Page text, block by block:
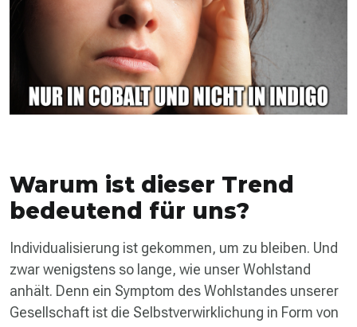
Warum ist dieser Trend
bedeutend für uns?
Individualisierung ist gekommen, um zu bleiben. Und
zwar wenigstens so lange, wie unser Wohlstand
anhält. Denn ein Symptom des Wohlstandes unserer
Gesellschaft ist die Selbstverwirklichung in Form von